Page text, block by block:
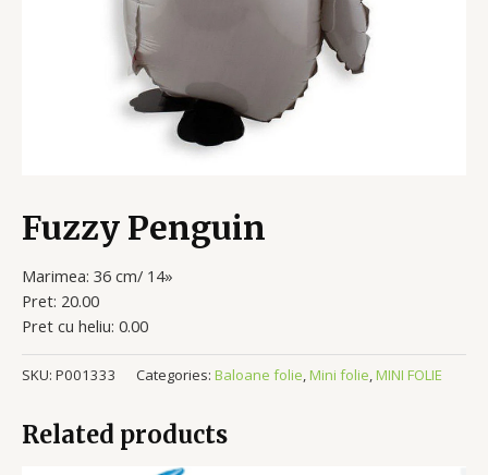
Fuzzy Penguin
Marimea: 36 cm/ 14»
Pret: 20.00
Pret cu heliu: 0.00
SKU: P001333 Categories: Baloane folie,Mini folie,MINI FOLIE
Related products